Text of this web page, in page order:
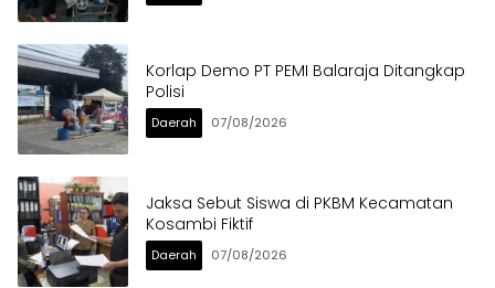
Korlap Demo PT PEMI Balaraja Ditangkap
Polisi
Daerah 07/08/2026
Jaksa Sebut Siswa di PKBM Kecamatan
Kosambi Fiktif
Daerah 07/08/2026